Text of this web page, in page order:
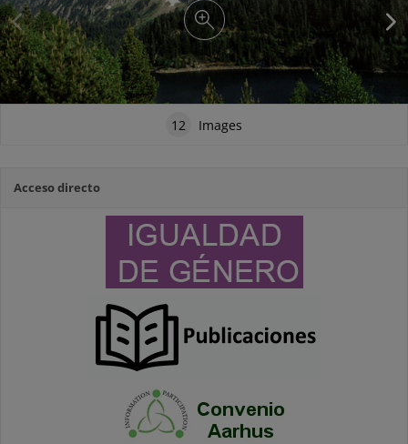
12 Images
Acceso directo